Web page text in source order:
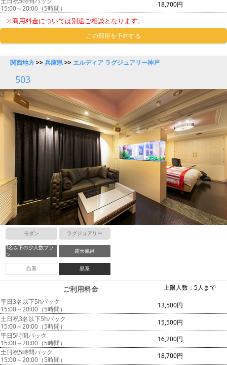
15:00～20:00（5時間）
18,700円
※商用料金については別途ご相談となります。
この部屋を予約する
関西地方>>兵庫県>> エルディア ラグジュアリー神戸
503
モダン ラグジュアリー
3名以下の少人数プラ
ン
露天風呂
白系 黒系
上限人数：5人まで
ご利用料金
平日3名以下5hパック
15:00～20:00（5時間）
13,500円
土日祝3名以下5hパック
15:00～20:00（5時間）
15,500円
平日5時間パック
15:00～20:00（5時間）
16,200円
土日祝5時間パック
15:00～20:00（5時間）
18,700円